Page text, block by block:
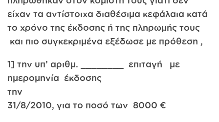
είχαν τα αντίστοιχα διαθέσιμα κεφάλαια κατά
το χρόνο της έκδοσης ή της πληρωμής τους
και πιο συγκεκριμένα εξέδωσε με πρόθεση ,
1] την υπ’ αριθμ. ________ επιταγή με
ημερομηνία έκδοσης
την
31/8/2010, για το ποσό των 8000 €